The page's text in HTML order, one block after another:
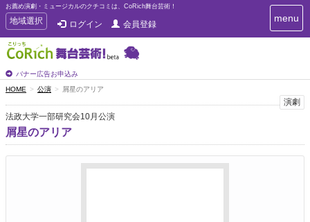
お薦め演劇・ミュージカルのクチコミは、CoRich舞台芸術！
T
o
g
g
e
n
a
v
i
g
地域選択 ログイン 会員登録
バナー広告お申込み
T
o
i
g
menu
HOME 公演 屑星のアリア
演劇
法政大学一部研究会10月公演
屑星のアリア